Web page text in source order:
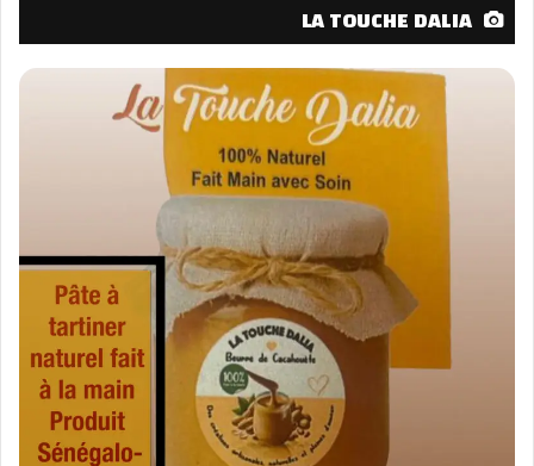
LA TOUCHE DALIA